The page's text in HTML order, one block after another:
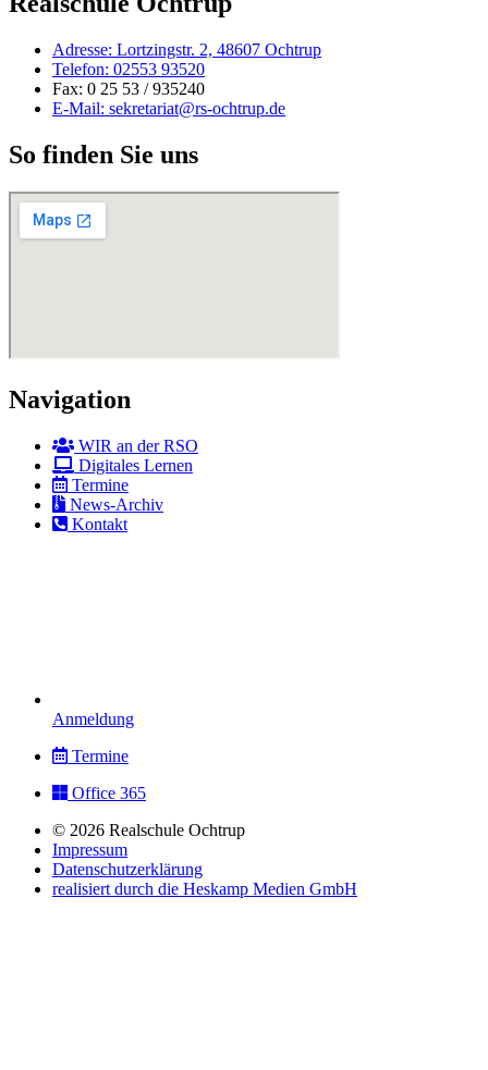
Adresse: Lortzingstr. 2, 48607 Ochtrup
Telefon: 02553 93520
Fax: 0 25 53 / 935240
E-Mail: sekretariat@rs-ochtrup.de
So finden Sie uns
Navigation
WIR an der RSO
Digitales Lernen
Termine
News-Archiv
Kontakt
Anmeldung
Termine
Office 365
© 2026 Realschule Ochtrup
Impressum
Datenschutzerklärung
realisiert durch die Heskamp Medien GmbH